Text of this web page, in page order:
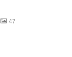
47